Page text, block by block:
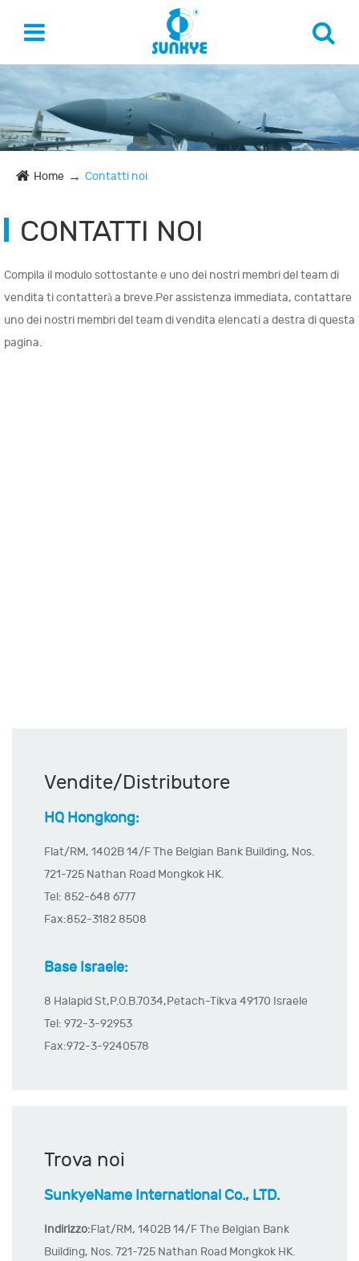
Home Contatti noi
CONTATTI NOI
Compila il modulo sottostante e uno dei nostri membri del team di
vendita ti contatterà a breve.Per assistenza immediata, contattare
uno dei nostri membri del team di vendita elencati a destra di questa
pagina.
Vendite/Distributore
HQ Hongkong:
Flat/RM, 1402B 14/F The Belgian Bank Building, Nos.
721-725 Nathan Road Mongkok HK.
Tel: 852-648 6777
Fax:852-3182 8508
Base Israele:
8 Halapid St,P.O.B.7034,Petach-Tikva 49170 Israele
Tel: 972-3-92953
Fax:972-3-9240578
Trova noi
SunkyeName International Co., LTD.
Indirizzo:Flat/RM, 1402B 14/F The Belgian Bank
Building, Nos. 721-725 Nathan Road Mongkok HK.